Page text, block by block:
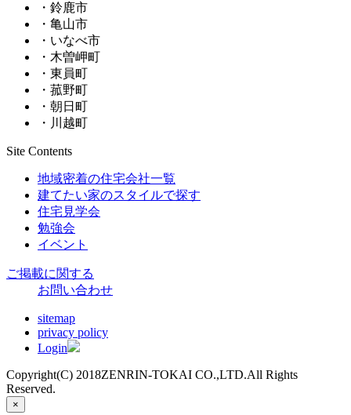
・鈴鹿市
・亀山市
・いなべ市
・木曽岬町
・東員町
・菰野町
・朝日町
・川越町
Site Contents
地域密着の住宅会社一覧
建てたい家のスタイルで探す
住宅見学会
勉強会
イベント
ご掲載に関する
お問い合わせ
sitemap
privacy policy
Login
Copyright(C) 2018ZENRIN-TOKAI CO.,LTD.All Rights
Reserved.
×